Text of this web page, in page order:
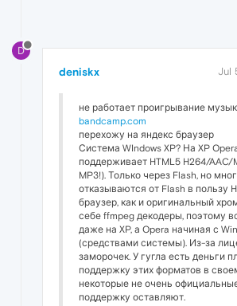
D
deniskx Jul
не работает проигрывание
bandcamp.com
перехожу на яндекс браузер
Система WIndows XP? На XP
поддерживает HTML5 H264/AAC/
MP3!). Только через Flash, но
отказываются от Flash в пользу
браузер, как и оригинальный
себе ffmpeg декодеры, поэтому
даже на XP, а Opera начиная с
(средствами системы). Из-за
заморочек. У гугла есть деньги
поддержку этих форматов в
некоторые не очень
поддержку оставляют.